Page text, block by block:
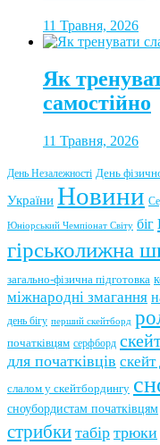
11 Травня, 2026
Як
самостійно
11 Травня, 2026
День Незалежності День
України Новини
Юніорський Чемпіонат Світу біг
гірськолижна
загально-фізична підготовка
міжнародні змагання
день бігу перший скейтборд
початківцям серфборд
для початківців скейт
слалом у скейтбордингу
сноубордистам початківцям
стрибки табір трюки